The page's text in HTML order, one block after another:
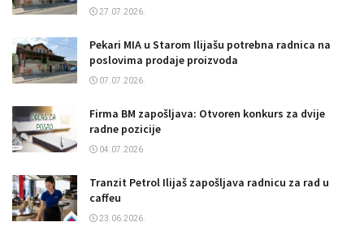
27.07.2026.
Pekari MIA u Starom Ilijašu potrebna radnica na
poslovima prodaje proizvoda
07.07.2026.
Firma BM zapošljava: Otvoren konkurs za dvije
radne pozicije
04.07.2026.
Tranzit Petrol Ilijaš zapošljava radnicu za rad u
caffeu
23.06.2026.